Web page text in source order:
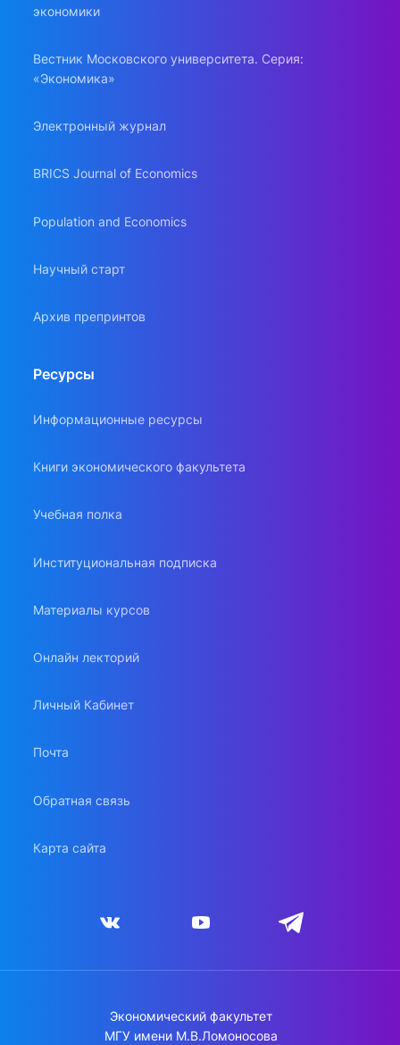
экономики
Вестник Московского университета. Серия:
«Экономика»
Электронный журнал
BRICS Journal of Economics
Population and Economics
Научный старт
Архив препринтов
Ресурсы
Информационные ресурсы
Книги экономического факультета
Учебная полка
Институциональная подписка
Материалы курсов
Онлайн лекторий
Личный Кабинет
Почта
Обратная связь
Карта сайта
Экономический факультет
МГУ имени М.В.Ломоносова